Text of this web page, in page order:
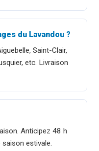
du Lavandou ?
Saint-Clair,
etc. Livraison
Anticipez 48 h
estivale.